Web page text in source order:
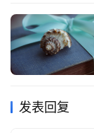
发表回复